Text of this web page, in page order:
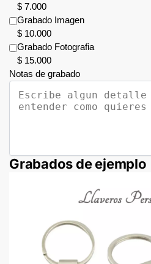
$ 7.000
Grabado Imagen
$ 10.000
Grabado Fotografia
$ 15.000
Notas de grabado
Grabados de ejemplo